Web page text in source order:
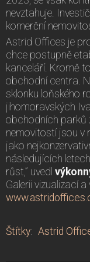
nevztahuje.
komerční
Astrid Offices je
chce postupně
kanceláří. Kromě
obchodní centra.
sklonku loňského
jihomoravských
obchodních parků
nemovitostí jsou v
jako
následujících
růst,” uvedl
Galerii vizualizací
Štítky: Astrid